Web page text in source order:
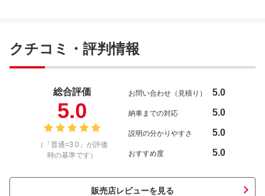
クチコミ・評判情報
総合評価
5.0
（「普通=3.0」が評価
時の基準です）
お問い合わせ（見積り） 5.0
納車までの対応 5.0
説明の分かりやすさ 5.0
おすすめ度 5.0
販売店レビューを見る